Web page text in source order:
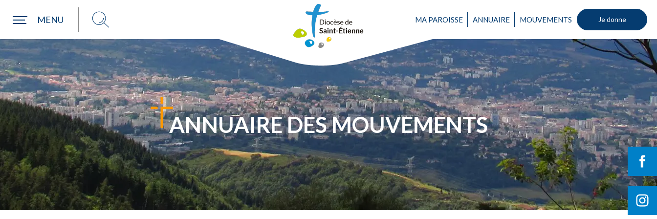
MENU MA PAROISSE ANNUAIRE MOUVEMENTS Je donne
RECHERCHER
DANS LE DIOCÈSE
Une paroisse Une personne Un mouvement
Choisir ma paroisse par commune
Une commune
ANNUAIRE DES MOUVEMENTS